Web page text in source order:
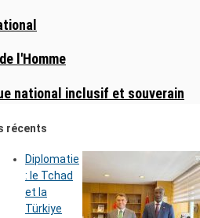
l'Homme
national inclusif et souverain
récents
Diplomatie
: le Tchad
et la
Türkiye